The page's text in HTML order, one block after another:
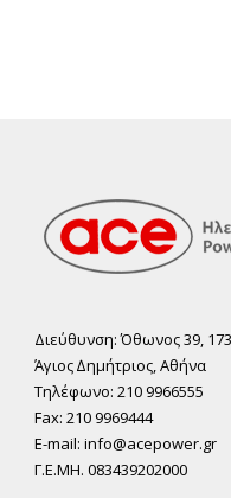
Διεύθυνση: Όθωνος 39,
Άγιος ∆ηµήτριος, Αθήνα
Τηλέφωνο: 210 9966555
Fax: 210 9969444
E-mail: info@acepower.gr
Γ.Ε.ΜΗ. 083439202000